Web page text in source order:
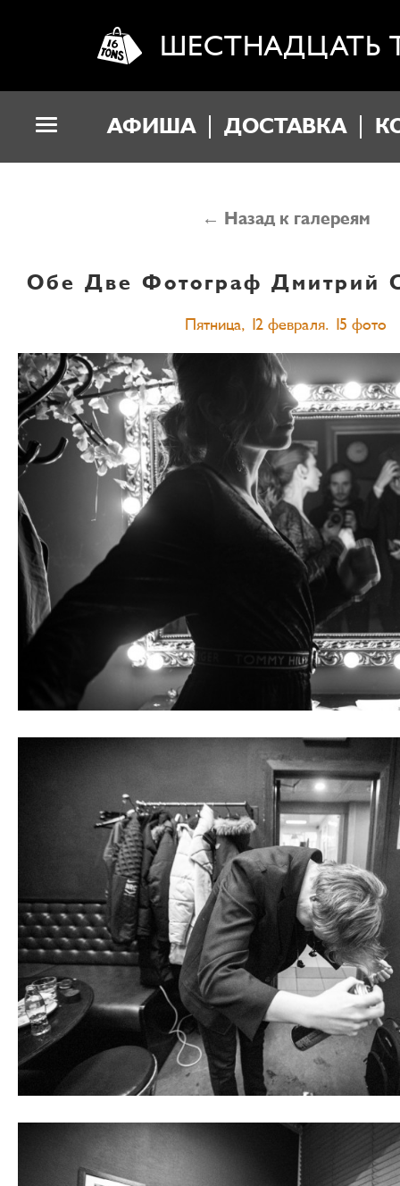
ШЕСТНАДЦАТЬ
АФИША ДОСТАВКА
← Назад к галереям
Обе Две Фотограф Дмитрий
Пятница, 12 февраля. 15 фото